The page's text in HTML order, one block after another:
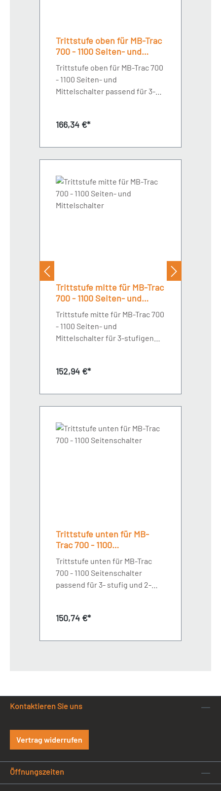
Trittstufe oben für MB-Trac
700 - 1100 Seiten- und
Trittstufe oben für MB-Trac 700
- 1100 Seiten- und
Mittelschalter passend für 3-
Regulärer Preis:
166,34 €*
Trittstufe mitte für MB-Trac
700 - 1100 Seiten- und
Trittstufe mitte für MB-Trac 700
- 1100 Seiten- und
Mittelschalter für 3-stufigen
Regulärer Preis:
152,94 €*
Trittstufe unten für MB-
Trac 700 - 1100
Trittstufe unten für MB-Trac
700 - 1100 Seitenschalter
passend für 3- stufig und 2-
Regulärer Preis:
150,74 €*
Kontaktieren Sie uns
Vertrag widerrufen
Öffnungszeiten